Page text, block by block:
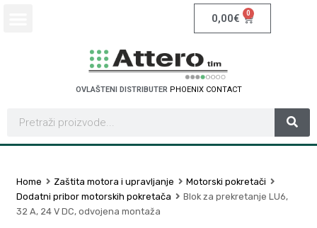
0,00€ 0
OVLAŠTENI DISTRIBUTER PHOENIX CONTACT
Home Zaštita motora i upravljanje
Motorski pokretači
Dodatni pribor motorskih pokretača
Blok za prekretanje LU6,
32 A, 24 V DC, odvojena montaža